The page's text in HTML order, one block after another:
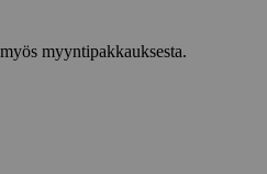
myyntipakkauksesta.